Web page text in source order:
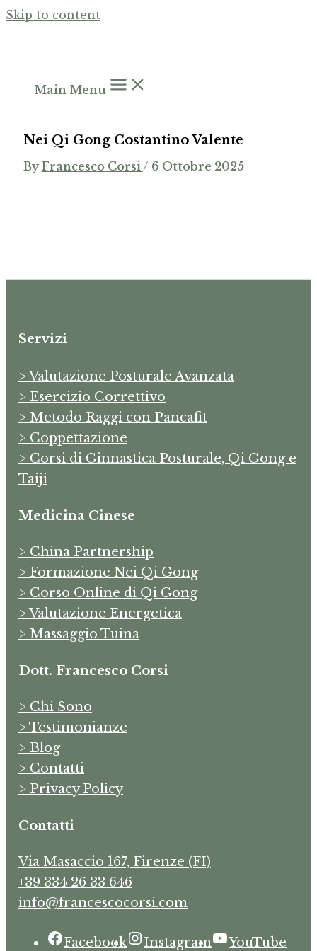
Skip to content
Main Menu
Nei Qi Gong Costantino Valente
By Francesco Corsi / 6 Ottobre 2025
Servizi
> Valutazione Posturale Avanzata
> Esercizio Correttivo
> Metodo Raggi con Pancafit
> Coppettazione
> Corsi di Ginnastica Posturale, Qi Gong e
Taiji
Medicina Cinese
> China Partnership
> Formazione Nei Qi Gong
> Corso Online di Qi Gong
> Valutazione Energetica
> Massaggio Tuina
Dott. Francesco Corsi
> Chi Sono
> Testimonianze
> Blog
> Contatti
> Privacy Policy
Contatti
Via Masaccio 167, Firenze (FI)
+39 334 26 33 646
info@francescocorsi.com
Facebook Instagram YouTube